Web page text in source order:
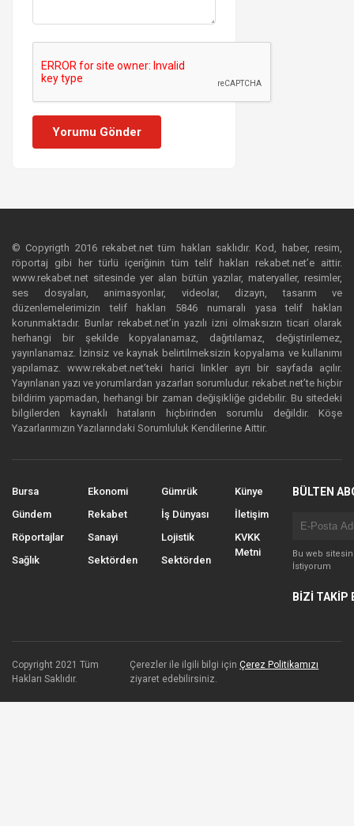
Yorumu Gönder
© Copyrigth 2016 rekabet.net tüm hakları saklıdır. Kod, haber, resim,
röportaj gibi her türlü içeriğinin tüm telif hakları rekabet.net’e aittir.
www.rekabet.net sitesinde yer alan bütün yazılar, materyaller, resimler,
ses dosyaları, animasyonlar, videolar, dizayn, tasarım ve
düzenlemelerimizin telif hakları 5846 numaralı yasa telif hakları
korunmaktadır. Bunlar rekabet.net’in yazılı izni olmaksızın ticari olarak
herhangi bir şekilde kopyalanamaz, dağıtılamaz, değiştirilemez,
yayınlanamaz. İzinsiz ve kaynak belirtilmeksizin kopyalama ve kullanımı
yapılamaz. www.rekabet.net’teki harici linkler ayrı bir sayfada açılır.
Yayınlanan yazı ve yorumlardan yazarları sorumludur. rekabet.net’te hiçbir
bildirim yapmadan, herhangi bir zaman değişikliğe gidebilir. Bu sitedeki
bilgilerden kaynaklı hataların hiçbirinden sorumlu değildir. Köşe
Yazarlarımızın Yazılarındaki Sorumluluk Kendilerine Aittir.
Bursa
Gündem
Röportajlar
Sağlık
Ekonomi
Rekabet
Sanayi
Sektörden
Gümrük
İş Dünyası
Lojistik
Sektörden
Künye
İletişim
KVKK
Metni
BÜLTEN
Bu web
İstiyorum
BİZİ TAKİP
Copyright 2021 Tüm
Hakları Saklıdır.
Çerezler ile ilgili bilgi içinÇerez Politikamızı
ziyaret edebilirsiniz.